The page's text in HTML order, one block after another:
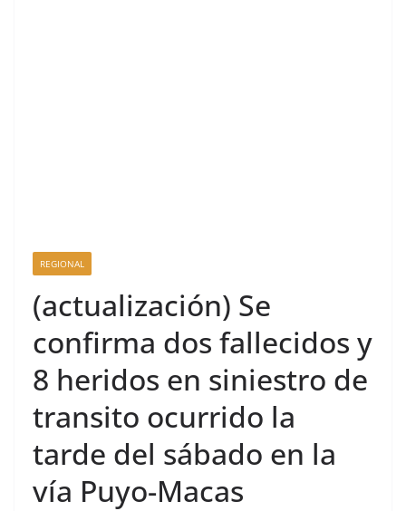
REGIONAL
(actualización) Se
confirma dos fallecidos y
8 heridos en siniestro de
transito ocurrido la
tarde del sábado en la
vía Puyo-Macas